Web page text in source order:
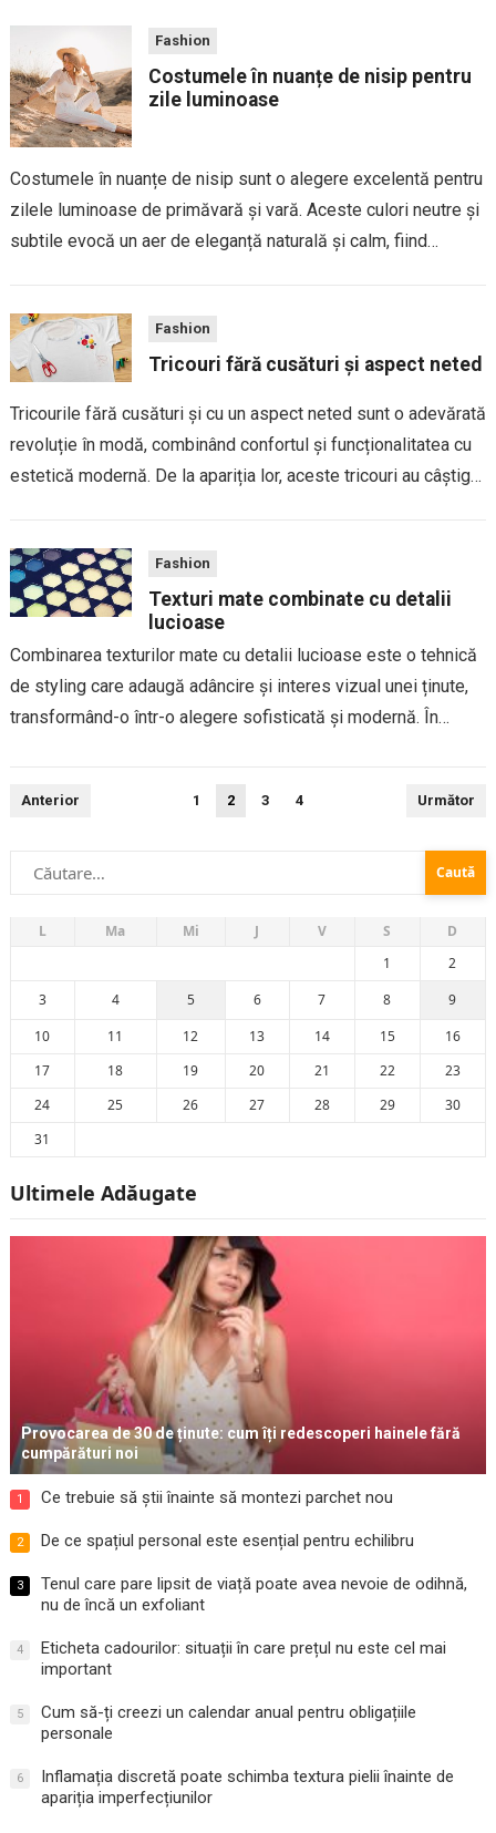
Fashion
Costumele în nuanțe de nisip pentru
zile luminoase
Costumele în nuanțe de nisip sunt o alegere excelentă pentru
zilele luminoase de primăvară și vară. Aceste culori neutre și
subtile evocă un aer de eleganță naturală și calm, fiind
Fashion
Tricouri fără cusături și aspect neted
Tricourile fără cusături și cu un aspect neted sunt o adevărată
revoluție în modă, combinând confortul și funcționalitatea cu
estetică modernă. De la apariția lor, aceste tricouri au câștigat
Fashion
Texturi mate combinate cu detalii
lucioase
Combinarea texturilor mate cu detalii lucioase este o tehnică
de styling care adaugă adâncire și interes vizual unei ținute,
transformând-o într-o alegere sofisticată și modernă. În
Paginație
Anterior 1 2 3 4 Următor
Caută
după:
L Ma Mi J V S
D
1
2
3
4 5 6 7 8
9
10
11 12 13 14 15
16
17
18 19 20 21 22
23
24
25 26 27 28 29
30
31
Ultimele Adăugate
Provocarea de 30 de ținute: cum îți redescoperi hainele fără
cumpărături noi
1 Ce trebuie să știi înainte să montezi parchet nou
2 De ce spațiul personal este esențial pentru echilibru
3
Tenul care pare lipsit de viață poate avea nevoie de odihnă,
nu de încă un exfoliant
4
Eticheta cadourilor: situații în care prețul nu este cel mai
important
5
Cum să-ți creezi un calendar anual pentru obligațiile
personale
6
Inflamația discretă poate schimba textura pielii înainte de
apariția imperfecțiunilor